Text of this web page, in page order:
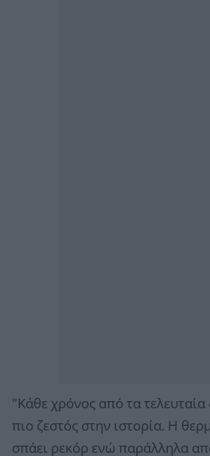
"Κάθε χρόνος από τα
πιο ζεστός στην ιστορία. Η
σπάει ρεκόρ ενώ παράλληλα